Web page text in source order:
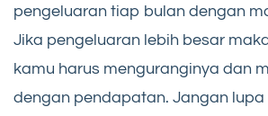
pengeluaran tiap bulan dengan
Jika pengeluaran lebih besar
kamu harus menguranginya dan
dengan pendapatan. Jangan lupa